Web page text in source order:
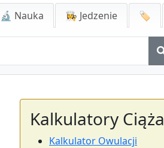
🔬 Nauka 👩‍🍳 Jedzenie 🏷️
Kalkulatory Ciąża
Kalkulator Owulacji